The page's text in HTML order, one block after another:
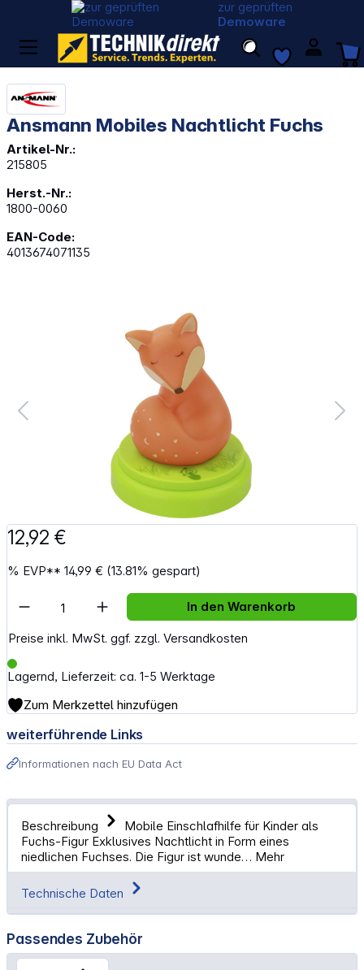
zur geprüften
Demoware
Ansmann Mobiles Nachtlicht Fuchs
Artikel-Nr.:
215805
Herst.-Nr.:
1800-0060
EAN-Code:
4013674071135
12,92 €
% EVP**14,99 € (13.81% gespart)
Preise inkl. MwSt. ggf. zzgl. Versandkosten
Lagernd, Lieferzeit: ca. 1-5 Werktage
Artikel Anzahl: Gib den gewünschten
In den Warenkorb
Zum Merkzettel hinzufügen
weiterführende Links
Informationen nach EU Data Act
Beschreibung
Mobile Einschlafhilfe für Kinder als
Fuchs-Figur Exklusives Nachtlicht in Form eines
niedlichen Fuchses. Die Figur ist wunde… Mehr
Technische Daten
Passendes Zubehör